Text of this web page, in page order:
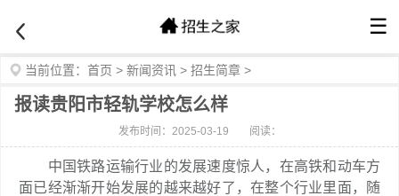
☰
当前位置： 首页 > 新闻资讯 > 招生简章 >
报读贵阳市轻轨学校怎么样
发布时间：2025-03-19 阅读：
中国铁路运输行业的发展速度惊人，在高铁和动车方
面已经渐渐开始发展的越来越好了，在整个行业里面，随